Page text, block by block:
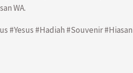
WA.
#Yesus #Hadiah #Souvenir #Hiasan